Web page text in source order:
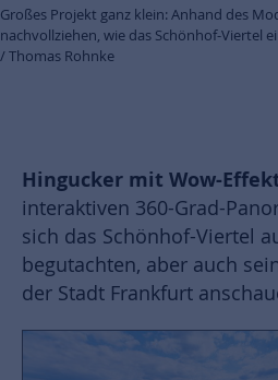
Großes Projekt ganz klein: Anhand des
nachvollziehen, wie das Schönhof-Viertel
/ Thomas Rohnke
Hingucker mit Wow-
interaktiven 360-Grad-
sich das Schönhof-Viertel
begutachten, aber auch
der Stadt Frankfurt